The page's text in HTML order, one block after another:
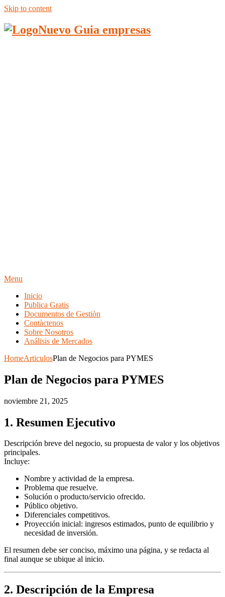
Skip to content
Menu
Inicio
Publica Gratis
Documentos de Gestiòn
Contàctenos
Sobre Nosotros
Análisis de Mercados
HomeArticulosPlan de Negocios para PYMES
Plan de Negocios para PYMES
noviembre 21, 2025
1. Resumen Ejecutivo
Descripción breve del negocio, su propuesta de valor y los objetivos
principales.
Incluye:
Nombre y actividad de la empresa.
Problema que resuelve.
Solución o producto/servicio ofrecido.
Público objetivo.
Diferenciales competitivos.
Proyección inicial: ingresos estimados, punto de equilibrio y
necesidad de inversión.
El resumen debe ser conciso, máximo una página, y se redacta al
final aunque se ubique al inicio.
2. Descripción de la Empresa